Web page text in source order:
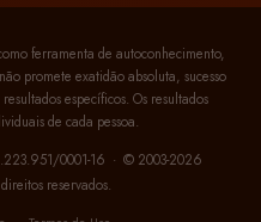
ferramenta de autoconhecimento,
promete exatidão absoluta, sucesso
específicos. Os resultados
de cada pessoa.
0001-16 · © 2003-2026
reservados.